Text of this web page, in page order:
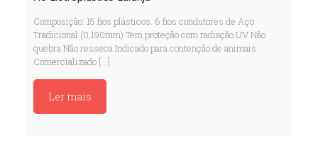
Composição: 15 fios plásticos. 6 fios condutores de Aço
Tradicional (0,190mm) Tem proteção com radiação UV Não
quebra Não resseca Indicado para contenção de animais.
Comercializado[…]
Ler mais